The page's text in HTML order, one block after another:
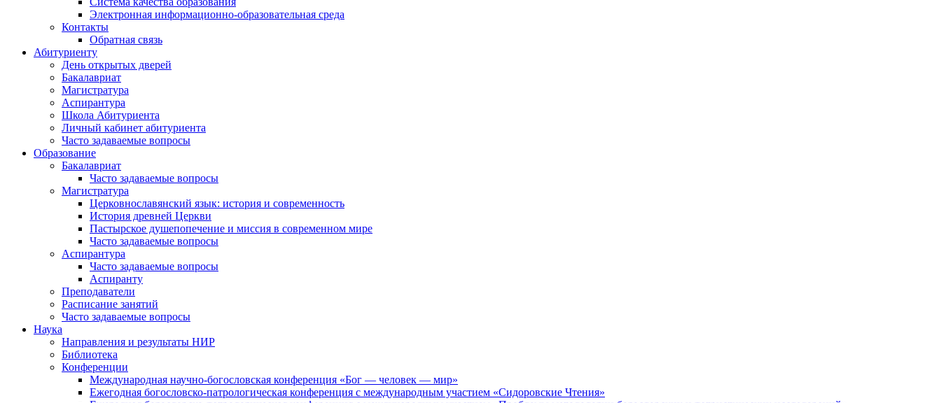
Электронная информационно-образовательная среда
Контакты
Обратная связь
Абитуриенту
День открытых дверей
Бакалавриат
Магистратура
Аспирантура
Школа Абитуриента
Личный кабинет абитуриента
Часто задаваемые вопросы
Образование
Бакалавриат
Часто задаваемые вопросы
Магистратура
Церковнославянский язык: история и современность
История древней Церкви
Пастырское душепопечение и миссия в современном мире
Часто задаваемые вопросы
Аспирантура
Часто задаваемые вопросы
Аспиранту
Преподаватели
Расписание занятий
Часто задаваемые вопросы
Наука
Направления и результаты НИР
Библиотека
Конференции
Международная научно-богословская конференция «Бог — человек — мир»
Ежегодная богословско-патрологическая конференция с международным участием «Сидоровские Чтения»